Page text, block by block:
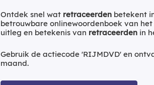
Ontdek snel wat retraceerden betekent
betrouwbare onlinewoordenboek van
uitleg en betekenis van retraceerden in
Gebruik de actiecode 'RIJMDVD' en
maand.